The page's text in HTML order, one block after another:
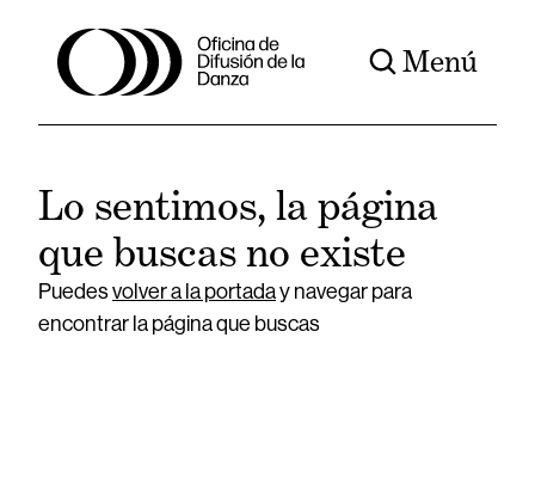
Menú
Lo sentimos, la página
que buscas no existe
Puedesvolver a la portaday navegar para
encontrar la página que buscas